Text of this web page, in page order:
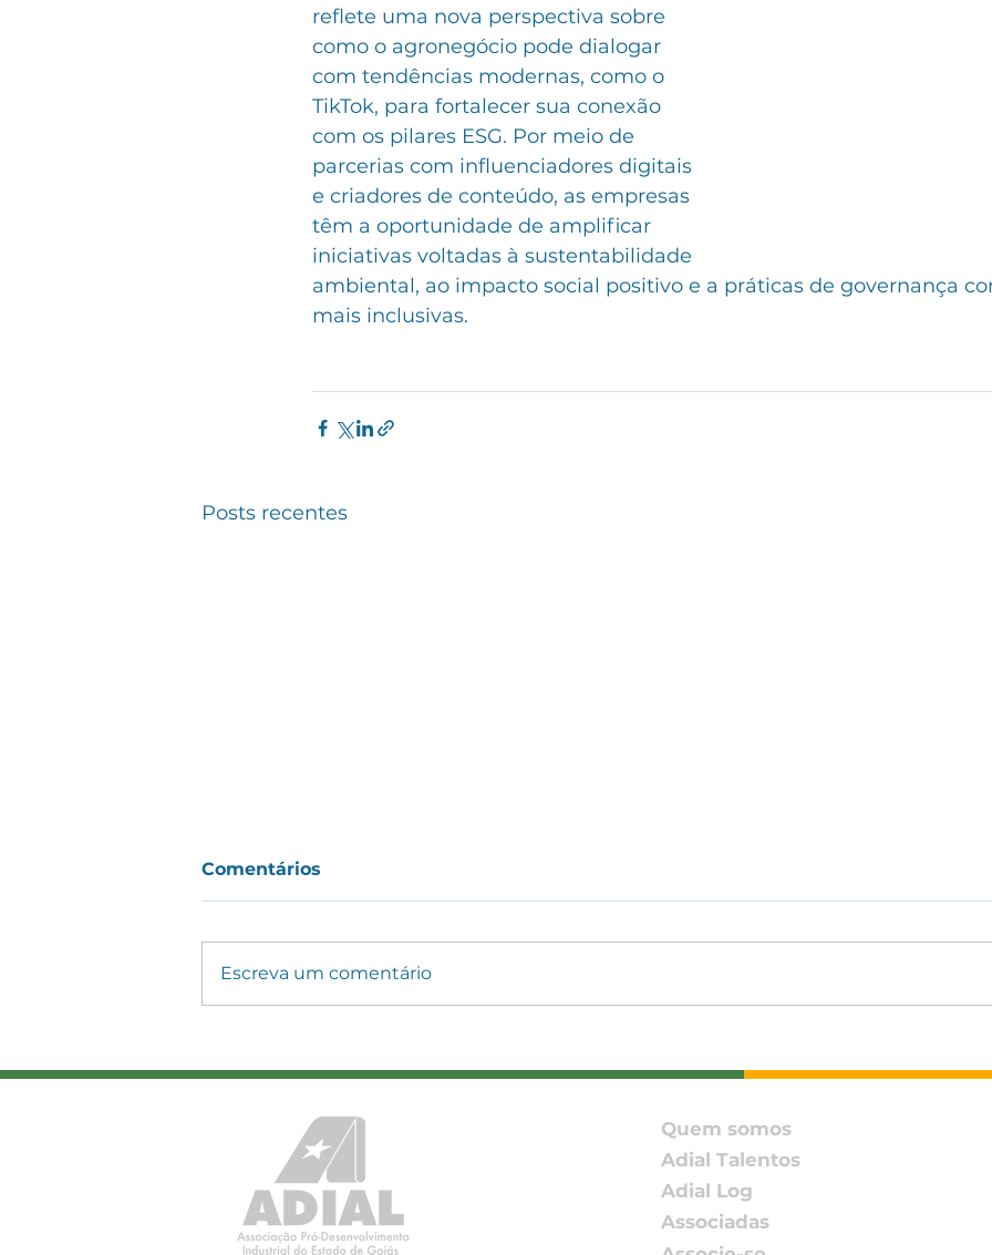
reflete uma nova perspectiva sobre
como o agronegócio pode dialogar
com tendências modernas, como o
TikTok, para fortalecer sua conexão
com os pilares ESG. Por meio de
parcerias com influenciadores digitais
e criadores de conteúdo, as empresas
têm a oportunidade de amplificar
iniciativas voltadas à sustentabilidade
ambiental, ao impacto social positivo e a práticas de governança
mais inclusivas.
Posts recentes
transporte rodoviário de
sobre piso mínimo e CIOT
com associada e
Comentários
Escreva um comentário
Quem somos
Adial Talentos
Adial Log
Associadas